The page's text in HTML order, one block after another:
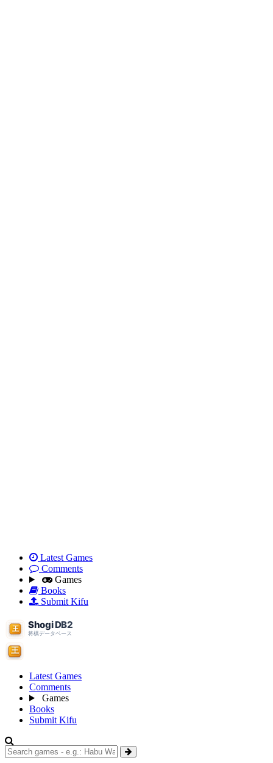
Latest Games
Comments
Games
Books
Submit Kifu
Latest Games
Comments
Games
Books
Submit Kifu